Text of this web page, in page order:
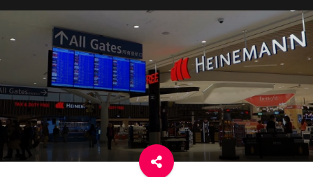
زیبایی و آرایش
شیک پوشی
دکوراسیون و چیدمان
غذا
رستوران گردی
آشپزی
سفر و گردشگری